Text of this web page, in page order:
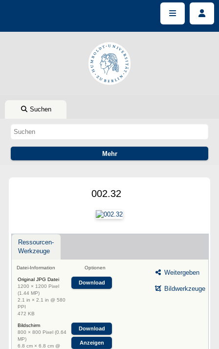
Suchen
002.32
Ressourcen-
Werkzeuge
Datei-Information Optionen
Original JPG Datei
1200 × 1200 Pixel
(1.44 MP)
2.1 in × 2.1 in @ 580
PPI
472 KB
Download
Bildschirm
800 × 800 Pixel (0.64
MP)
6.8 cm × 6.8 cm @
Download
Anzeigen
Weitergeben
Bildwerkzeuge